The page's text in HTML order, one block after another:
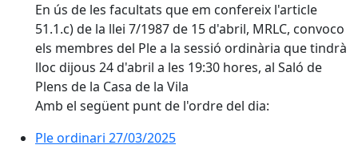
En ús de les facultats que em confereix l'article
51.1.c) de la llei 7/1987 de 15 d'abril, MRLC, convoco
els membres del Ple a la sessió ordinària que tindrà
lloc dijous 24 d'abril a les 19:30 hores, al Saló de
Plens de la Casa de la Vila
Amb el següent punt de l'ordre del dia:
Ple ordinari 27/03/2025
Ple ordinari 27/03/2025